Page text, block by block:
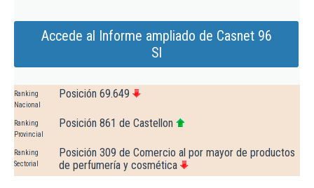
Accede al Informe ampliado de Casnet 96
Sl
Ranking
Nacional
Posición 69.649
Ranking
Provincial
Posición 861 de Castellon
Ranking
Sectorial
Posición 309 de Comercio al por mayor de productos
de perfumería y cosmética